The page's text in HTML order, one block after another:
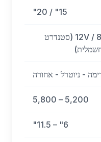
15" / 20"
אופציונלי 12V / 80W / 7A (סטנדרט
- ניוטרל - אחורה
5,200 – 5,800
6" – 11.5"